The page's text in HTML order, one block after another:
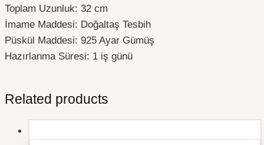
Toplam Uzunluk: 32 cm
İmame Maddesi: Doğaltaş Tesbih
Püskül Maddesi: 925 Ayar Gümüş
Hazırlanma Süresi: 1 iş günü
Related products